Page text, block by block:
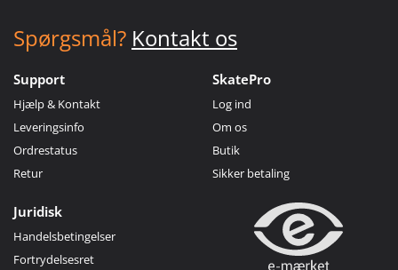
Spørgsmål? Kontakt os
Support
Hjælp & Kontakt
Leveringsinfo
Ordrestatus
Retur
SkatePro
Log ind
Om os
Butik
Sikker betaling
Juridisk
Handelsbetingelser
Fortrydelsesret